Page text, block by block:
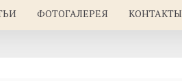
ФОТОГАЛЕРЕЯ КОНТАКТЫ